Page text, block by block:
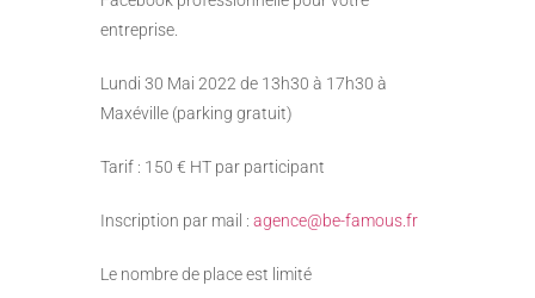
entreprise.
Lundi 30 Mai 2022 de 13h30 à 17h30 à
Maxéville (parking gratuit)
Tarif : 150 € HT par participant
Inscription par mail : agence@be-famous.fr
Le nombre de place est limité